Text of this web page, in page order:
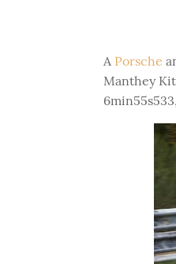
A Porsche
Manthey